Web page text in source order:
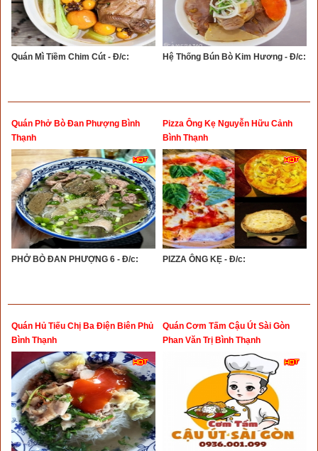
Quán Mì Tiềm Chim Cút - Đ/c: Hệ Thống Bún Bò Kim Hương - Đ/c:
Quán Phở Bò Đan Phượng Bình
Thạnh
PHỞ BÒ ĐAN PHƯỢNG 6 - Đ/c:
Pizza Ông Kẹ Nguyễn Hữu Cảnh
Bình Thạnh
PIZZA ÔNG KẸ - Đ/c:
Quán Hủ Tiếu Chị Ba Điện Biên Phủ
Bình Thạnh
Quán Cơm Tấm Cậu Út Sài Gòn
Phan Văn Trị Bình Thạnh